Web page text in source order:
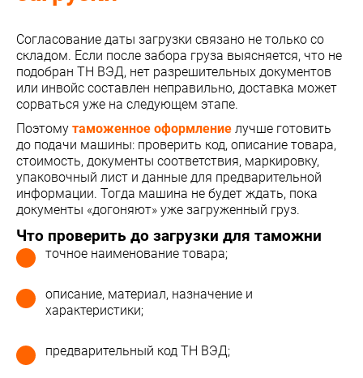
Согласование даты загрузки связано не только со
складом. Если после забора груза выясняется, что не
подобран ТН ВЭД, нет разрешительных документов
или инвойс составлен неправильно, доставка может
сорваться уже на следующем этапе.
Поэтому таможенное оформление лучше готовить
до подачи машины: проверить код, описание товара,
стоимость, документы соответствия, маркировку,
упаковочный лист и данные для предварительной
информации. Тогда машина не будет ждать, пока
документы «догоняют» уже загруженный груз.
Что проверить до загрузки для таможни
точное наименование товара;
описание, материал, назначение и
характеристики;
предварительный код ТН ВЭД;